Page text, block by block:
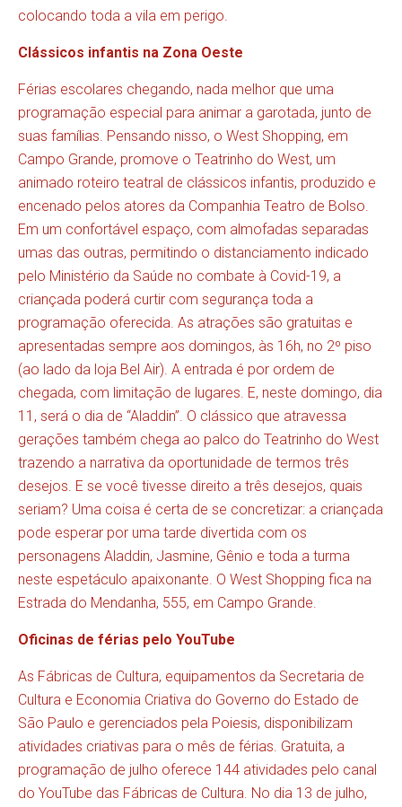
colocando toda a vila em perigo.
Clássicos infantis na Zona Oeste
Férias escolares chegando, nada melhor que uma
programação especial para animar a garotada, junto de
suas famílias. Pensando nisso, o West Shopping, em
Campo Grande, promove o Teatrinho do West, um
animado roteiro teatral de clássicos infantis, produzido e
encenado pelos atores da Companhia Teatro de Bolso.
Em um confortável espaço, com almofadas separadas
umas das outras, permitindo o distanciamento indicado
pelo Ministério da Saúde no combate à Covid-19, a
criançada poderá curtir com segurança toda a
programação oferecida. As atrações são gratuitas e
apresentadas sempre aos domingos, às 16h, no 2º piso
(ao lado da loja Bel Air). A entrada é por ordem de
chegada, com limitação de lugares. E, neste domingo, dia
11, será o dia de “Aladdin”. O clássico que atravessa
gerações também chega ao palco do Teatrinho do West
trazendo a narrativa da oportunidade de termos três
desejos. E se você tivesse direito a três desejos, quais
seriam? Uma coisa é certa de se concretizar: a criançada
pode esperar por uma tarde divertida com os
personagens Aladdin, Jasmine, Gênio e toda a turma
neste espetáculo apaixonante. O West Shopping fica na
Estrada do Mendanha, 555, em Campo Grande.
Oficinas de férias pelo YouTube
As Fábricas de Cultura, equipamentos da Secretaria de
Cultura e Economia Criativa do Governo do Estado de
São Paulo e gerenciados pela Poiesis, disponibilizam
atividades criativas para o mês de férias. Gratuita, a
programação de julho oferece 144 atividades pelo canal
do YouTube das Fábricas de Cultura. No dia 13 de julho,